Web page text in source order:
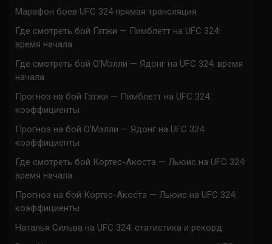
Марафон боев UFC 324 прямая трансляция
Где смотреть бой Гэтжи — Пимблетт на UFC 324:
время начала
Где смотреть бой О’Мэлли — Ядонг на UFC 324: время
начала
Прогноз на бой Гэтжи — Пимблетт на UFC 324:
коэффициенты
Прогноз на бой О’Мэлли — Ядонг на UFC 324:
коэффициенты
Где смотреть бой Кортес-Акоста — Льюис на UFC 324:
время начала
Прогноз на бой Кортес-Акоста — Льюис на UFC 324:
коэффициенты
Наталья Сильва на UFC 324: статистика и рекорд